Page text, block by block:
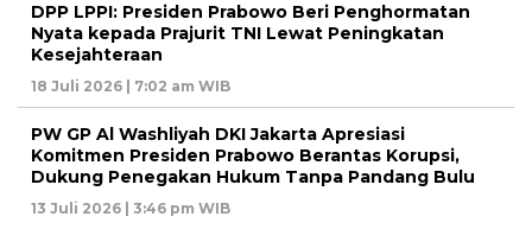
DPP LPPI: Presiden Prabowo Beri Penghormatan
Nyata kepada Prajurit TNI Lewat Peningkatan
Kesejahteraan
18 Juli 2026 | 7:02 am WIB
PW GP Al Washliyah DKI Jakarta Apresiasi
Komitmen Presiden Prabowo Berantas Korupsi,
Dukung Penegakan Hukum Tanpa Pandang Bulu
13 Juli 2026 | 3:46 pm WIB